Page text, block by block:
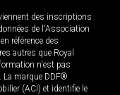
des inscriptions
de l'Association
référence des
autres que Royal
n'est pas
La marque DDF®
(ACI) et identifie le